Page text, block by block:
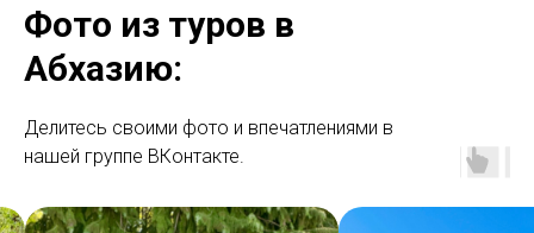
Фото из туров в
Абхазию:
Делитесь своими фото и впечатлениями в
нашей группе ВКонтакте.